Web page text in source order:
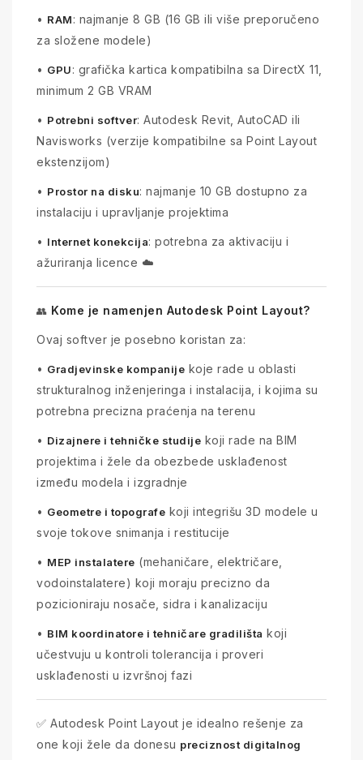
• RAM: najmanje 8 GB (16 GB ili više preporučeno
za složene modele)
• GPU: grafička kartica kompatibilna sa DirectX 11,
minimum 2 GB VRAM
• Potrebni softver: Autodesk Revit, AutoCAD ili
Navisworks (verzije kompatibilne sa Point Layout
ekstenzijom)
• Prostor na disku: najmanje 10 GB dostupno za
instalaciju i upravljanje projektima
• Internet konekcija: potrebna za aktivaciju i
ažuriranja licence ☁️
👥 Kome je namenjen Autodesk Point Layout?
Ovaj softver je posebno koristan za:
• Gradjevinske kompanije koje rade u oblasti
strukturalnog inženjeringa i instalacija, i kojima su
potrebna precizna praćenja na terenu
• Dizajnere i tehničke studije koji rade na BIM
projektima i žele da obezbede usklađenost
između modela i izgradnje
• Geometre i topografe koji integrišu 3D modele u
svoje tokove snimanja i restitucije
• MEP instalatere (mehaničare, električare,
vodoinstalatere) koji moraju precizno da
pozicioniraju nosače, sidra i kanalizaciju
• BIM koordinatore i tehničare gradilišta koji
učestvuju u kontroli tolerancija i proveri
usklađenosti u izvršnoj fazi
✅ Autodesk Point Layout je idealno rešenje za
one koji žele da donesu preciznost digitalnog